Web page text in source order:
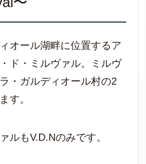
オール湖畔に位置するア
ド・ミルヴァル。ミルヴ
・ガルディオール村の2
す。
ルもV.D.Nのみです。